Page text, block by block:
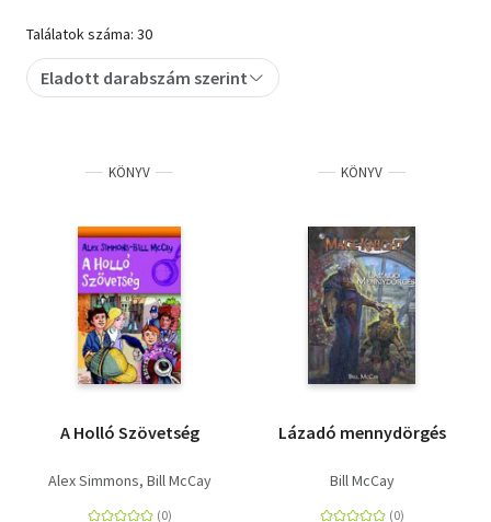
Művészet
Szakkönyv
Tankönyv, segédkönyv
Társadalomtudomány
Természettudomány
Történelem
Találatok száma: 30
Eladott darabszám szerint
KÖNYV
A Holló Szövetség
Alex Simmons Bill McCay
KÖNYV
Lázadó mennydörgés
Bill McCay